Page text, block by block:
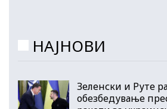
НАЈНОВИ
Зеленски и Руте
обезбедување